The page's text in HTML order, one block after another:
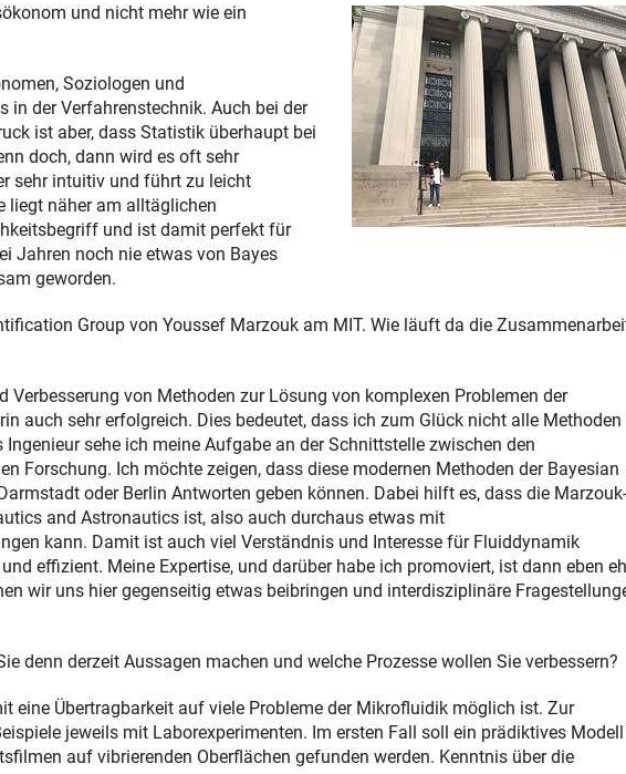
und nicht mehr wie ein
Soziologen und
der Verfahrenstechnik. Auch bei der
ist aber, dass Statistik überhaupt bei
doch, dann wird es oft sehr
sehr intuitiv und führt zu leicht
liegt näher am alltäglichen
und ist damit perfekt für
Jahren noch nie etwas von Bayes
geworden.
Group von Youssef Marzouk am MIT. Wie läuft da die
Verbesserung von Methoden zur Lösung von komplexen Problemen der
auch sehr erfolgreich. Dies bedeutet, dass ich zum Glück nicht alle Methoden
sehe ich meine Aufgabe an der Schnittstelle zwischen den
Forschung. Ich möchte zeigen, dass diese modernen Methoden der Bayesian
oder Berlin Antworten geben können. Dabei hilft es, dass die Marzouk-
and Astronautics ist, also auch durchaus etwas mit
kann. Damit ist auch viel Verständnis und Interesse für Fluiddynamik
effizient. Meine Expertise, und darüber habe ich promoviert, ist dann eben
wir uns hier gegenseitig etwas beibringen und interdisziplinäre
denn derzeit Aussagen machen und welche Prozesse wollen Sie verbessern?
eine Übertragbarkeit auf viele Probleme der Mikrofluidik möglich ist. Zur
jeweils mit Laborexperimenten. Im ersten Fall soll ein prädiktives Modell
auf vibrierenden Oberflächen gefunden werden. Kenntnis über die